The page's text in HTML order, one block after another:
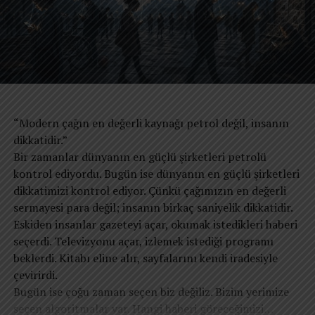
Öyleyse bu bayramda, ilk durağımız, hayatımıza değer
katan aile büyüklerimiz olmalıdır.
Hayatta olanların elini öpmek, hayatını kaybedenlerin
kabrini ziyaret etmek ve ruhlarına bayram hediyesi
REKLAM
‘’Hz. Ali (r.a.): Günah İşlemediğim Her Gün Benim
İçin Bayramdır.’’
Bayram şu an daha çok gezmek ve tatil olarak addedilse
de, dost, akraba ve sevdiklerimizle bir araya gelip
bayramın ruhunu hissetmek ve değerlerimizi
unutmamak gelecek nesillerimize de kültürümüzü
taşıyan çok kıymetli bir hazine olacaktır.
“Modern çağın en değerli kaynağı petrol değil, insanın
dikkatidir.”
Bir zamanlar dünyanın en güçlü şirketleri petrolü
kontrol ediyordu. Bugün ise dünyanın en güçlü şirketleri
dikkatimizi kontrol ediyor. Çünkü çağımızın en değerli
sermayesi para değil; insanın birkaç saniyelik dikkatidir.
Eskiden insanlar gazeteyi açar, okumak istedikleri haberi
seçerdi. Televizyonu açar, izlemek istediği programı
beklerdi. Kitabı eline alır, sayfalarını kendi iradesiyle
çevirirdi.
Bugün ise çoğu zaman seçen biz değiliz. Bizim yerimize
seçen algoritmalar var. Hangi haberi göreceğimizi…